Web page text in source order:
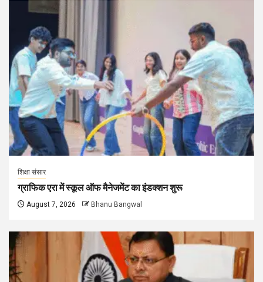
शिक्षा संसार
ग्राफिक एरा में स्कूल ऑफ मैनेजमेंट का इंडक्शन शुरू
August 7, 2026 Bhanu Bangwal